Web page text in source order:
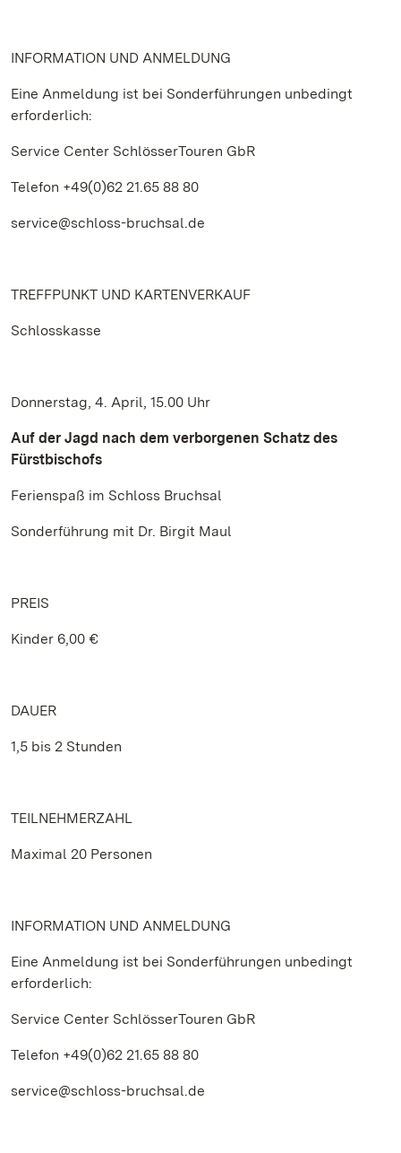
INFORMATION UND ANMELDUNG
Eine Anmeldung ist bei Sonderführungen unbedingt
erforderlich:
Service Center SchlösserTouren GbR
Telefon +49(0)62 21.65 88 80
service@schloss-bruchsal.de
TREFFPUNKT UND KARTENVERKAUF
Schlosskasse
Donnerstag, 4. April, 15.00 Uhr
Auf der Jagd nach dem verborgenen Schatz des
Fürstbischofs
Ferienspaß im Schloss Bruchsal
Sonderführung mit Dr. Birgit Maul
PREIS
Kinder 6,00 €
DAUER
1,5 bis 2 Stunden
TEILNEHMERZAHL
Maximal 20 Personen
INFORMATION UND ANMELDUNG
Eine Anmeldung ist bei Sonderführungen unbedingt
erforderlich:
Service Center SchlösserTouren GbR
Telefon +49(0)62 21.65 88 80
service@schloss-bruchsal.de